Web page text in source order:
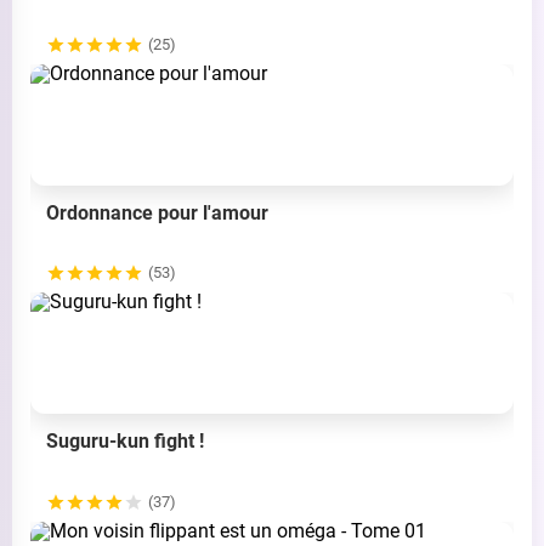
(25)
Ordonnance pour l'amour
(53)
Suguru-kun fight !
(37)